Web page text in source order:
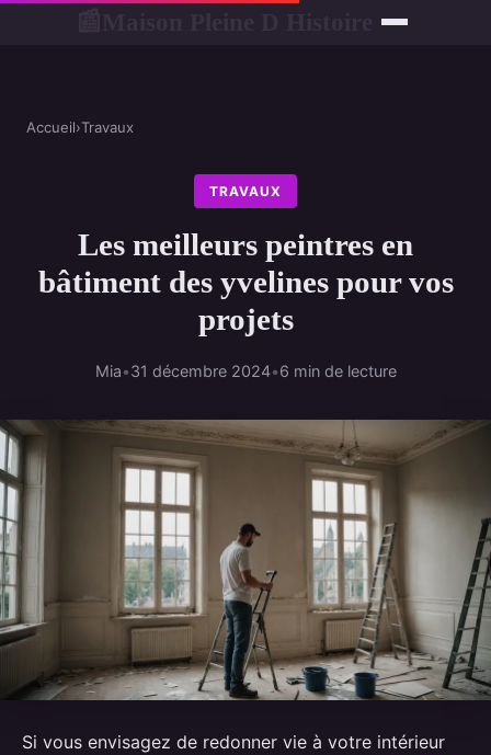
Accueil›Travaux
TRAVAUX
Les meilleurs peintres en
bâtiment des yvelines pour vos
projets
Mia•31 décembre 2024•6 min de lecture
Si vous envisagez de redonner vie à votre intérieur